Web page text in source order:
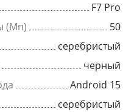
F7 Pro
(Мп)
50
серебристый
черный
Android 15
серебристый